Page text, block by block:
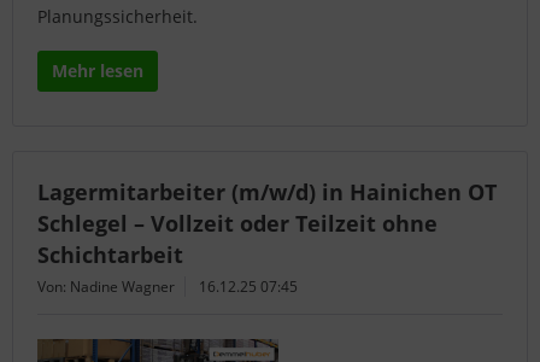
Planungssicherheit.
Mehr lesen
Lagermitarbeiter (m/w/d) in Hainichen OT
Schlegel – Vollzeit oder Teilzeit ohne
Schichtarbeit
Von: Nadine Wagner 16.12.25 07:45